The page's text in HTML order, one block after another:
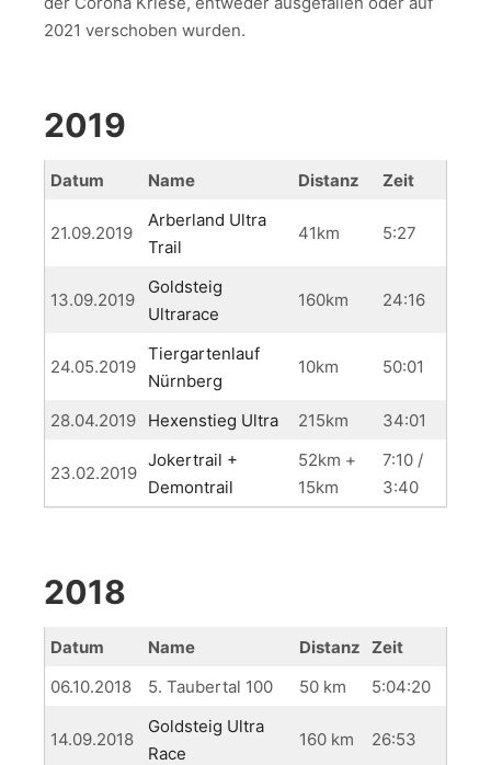
2021 verschoben wurden.
2019
Datum Name Distanz Zeit
21.09.2019
Arberland Ultra
Trail
41km 5:27
13.09.2019
Goldsteig
Ultrarace
160km 24:16
24.05.2019
Tiergartenlauf
Nürnberg
10km 50:01
28.04.2019 Hexenstieg Ultra 215km 34:01
23.02.2019
Jokertrail +
Demontrail
52km +
15km
7:10 /
3:40
2018
Datum Name Distanz Zeit
06.10.2018
5. Taubertal 100 50 km 5:04:20
14.09.2018
Goldsteig Ultra
Race
160 km 26:53